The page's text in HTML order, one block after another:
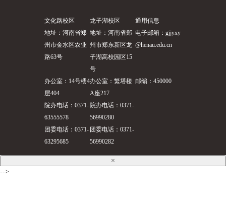
文化路校区 龙子湖校区
通用信息
地址：河南省郑
州市金水区农业
路63号
地址：河南省郑
州市郑东新区龙
子湖高校园区15
号
电子邮箱：gjjyxy
@henau.edu.cn
办公室：14号楼4
层404
办公室：繁塔楼
A座217
邮编：450000
院办电话：0371-
63555578
院办电话：0371-
56990280
团委电话：0371-
63295685
团委电话：0371-
56990282
×
-->